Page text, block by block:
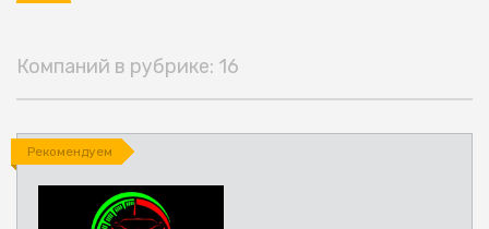
Компаний в рубрике: 16
Рекомендуем